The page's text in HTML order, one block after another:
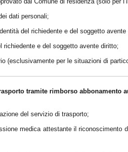
dati personali;
del richiedente e del soggetto avente
e del soggetto avente diritto;
(esclusivamente per le situazioni di
tramite rimborso abbonamento
del servizio di trasporto;
medica attestante il riconoscimento